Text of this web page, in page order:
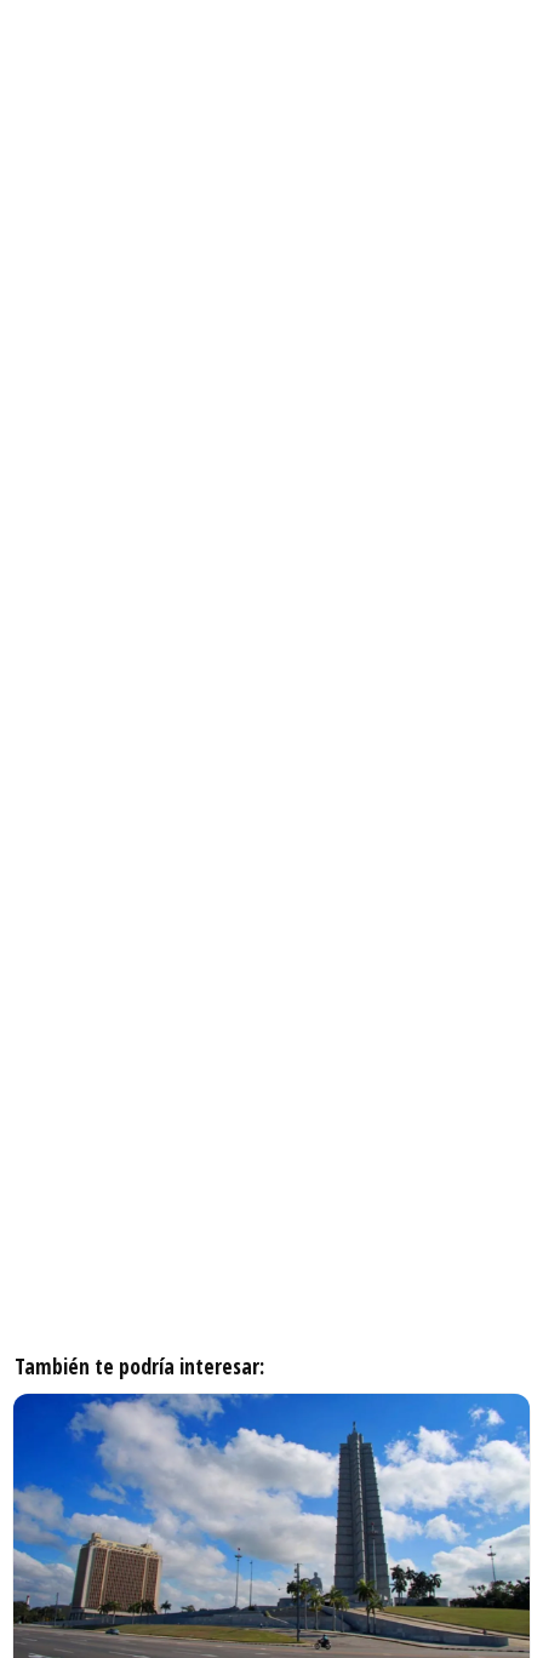
También te podría interesar: